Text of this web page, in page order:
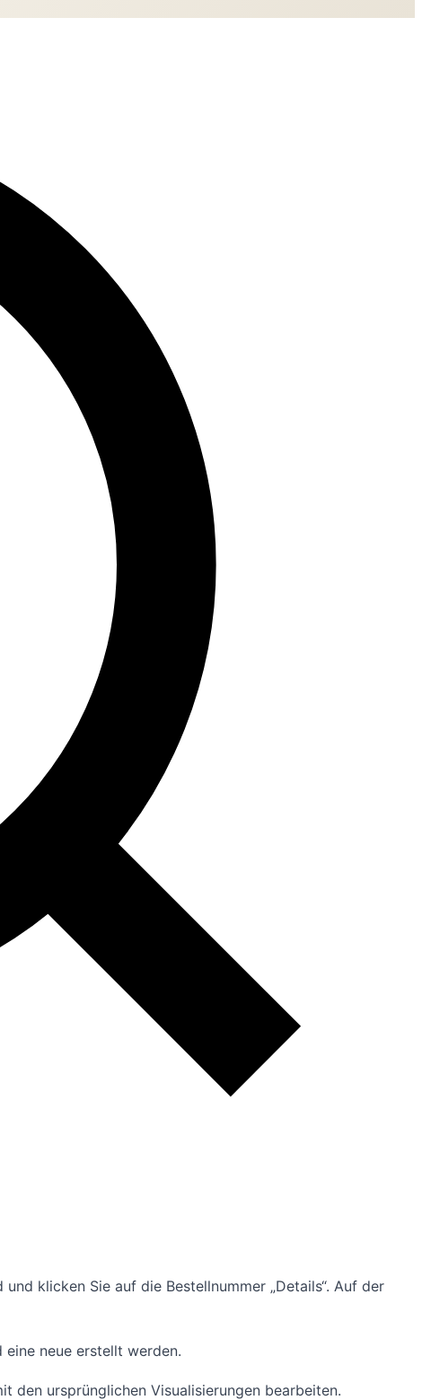
klicken Sie auf die Bestellnummer „Details“. Auf der
neue erstellt werden.
den ursprünglichen Visualisierungen bearbeiten.